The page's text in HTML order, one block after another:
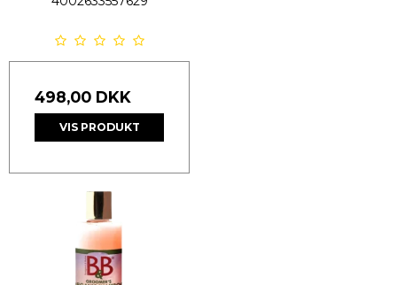
498,00 DKK
VIS PRODUKT